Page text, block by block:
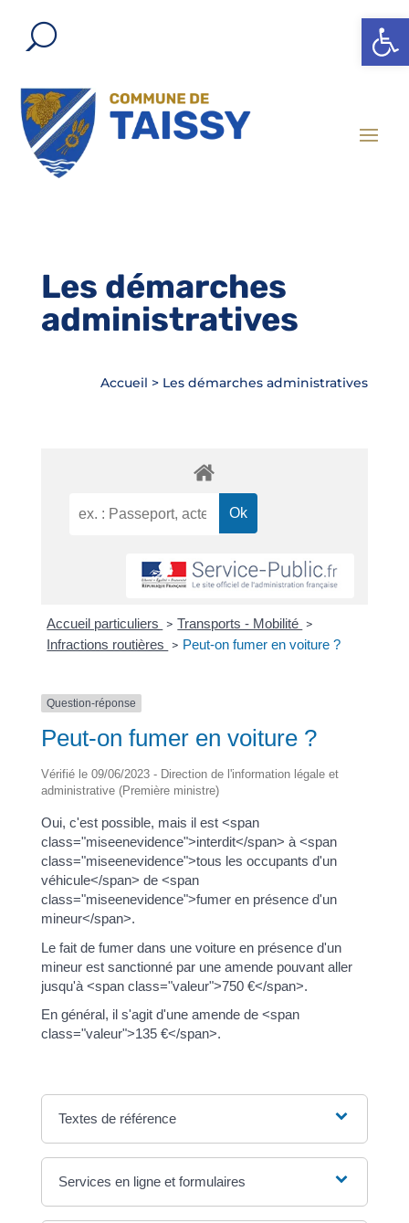
Ouvrir
Les démarches
administratives
Accueil > Les démarches administratives
Accueil particuliers > Transports - Mobilité >
Infractions routières > Peut-on fumer en voiture ?
Question-réponse
Peut-on fumer en voiture ?
Vérifié le 09/06/2023 - Direction de l'information légale et
administrative (Première ministre)
Oui, c'est possible, mais il est <span
class="miseenevidence">interdit</span> à <span
class="miseenevidence">tous les occupants d'un
véhicule</span> de <span
class="miseenevidence">fumer en présence d'un
mineur</span>.
Le fait de fumer dans une voiture en présence d'un
mineur est sanctionné par une amende pouvant aller
jusqu'à <span class="valeur">750 €</span>.
En général, il s'agit d'une amende de <span
class="valeur">135 €</span>.
Textes de référence
Services en ligne et formulaires